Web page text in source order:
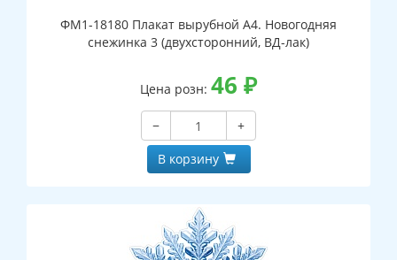
ФМ1-18180 Плакат вырубной А4. Новогодняя
снежинка 3 (двухсторонний, ВД-лак)
Цена розн: 46 ₽
−
+
В корзину